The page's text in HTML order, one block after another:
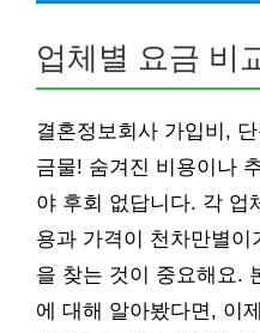
업체별 요금 비
결혼정보회사 가입비,
금물! 숨겨진 비용이나
야 후회 없답니다. 각 업
용과 가격이 천차만별
을 찾는 것이 중요해요.
에 대해 알아봤다면, 이